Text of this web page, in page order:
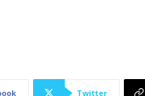
Twitter